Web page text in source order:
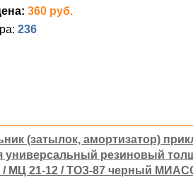
360 руб.
236
(затылок, амортизатор)
универсальный резиновый
/ МЦ 21-12 / ТОЗ-87 черный